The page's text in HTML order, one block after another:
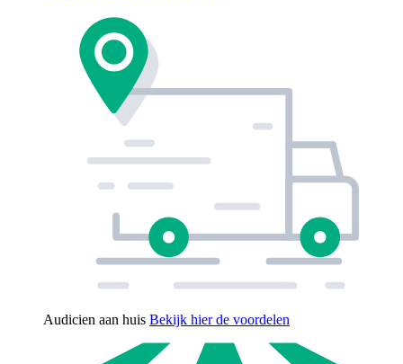
Audicien aan huis Bekijk hier de voordelen